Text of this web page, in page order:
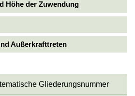
Höhe der Zuwendung
Außerkrafttreten
Gliederungsnummer